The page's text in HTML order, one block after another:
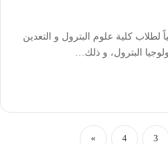
كلية علوم البترول و التعدين
البترول، و ذلك…
3
4
»